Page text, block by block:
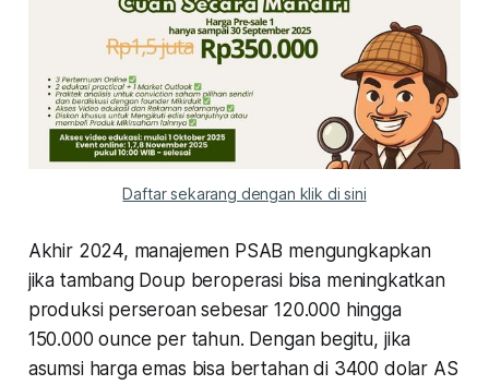
Daftar sekarang dengan klik di sini
Akhir 2024, manajemen PSAB mengungkapkan
jika tambang Doup beroperasi bisa meningkatkan
produksi perseroan sebesar 120.000 hingga
150.000 ounce per tahun. Dengan begitu, jika
asumsi harga emas bisa bertahan di 3400 dolar AS